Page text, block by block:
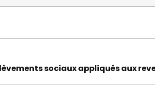
sociaux appliqués aux